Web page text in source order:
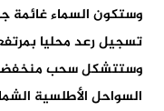
وستكون السماء غائمة
تسجيل رعد محليا
وستتشكل سحب منخفضة
السواحل الأطلسية